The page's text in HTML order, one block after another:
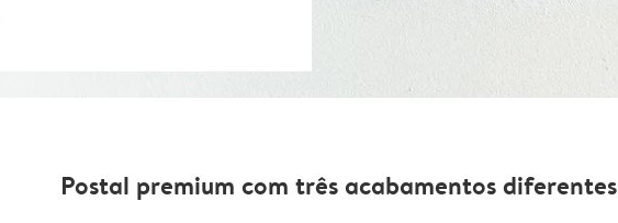
Postal premium com três acabamentos diferentes